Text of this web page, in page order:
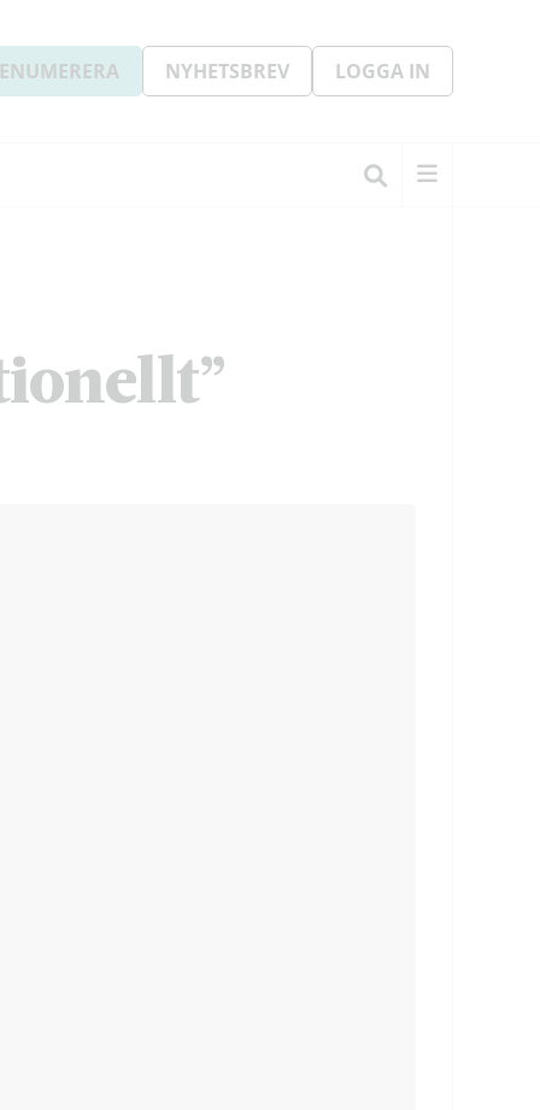
NYHETSBREV LOGGA IN